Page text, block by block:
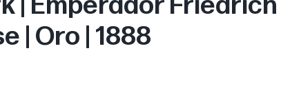
| Oro | 1888